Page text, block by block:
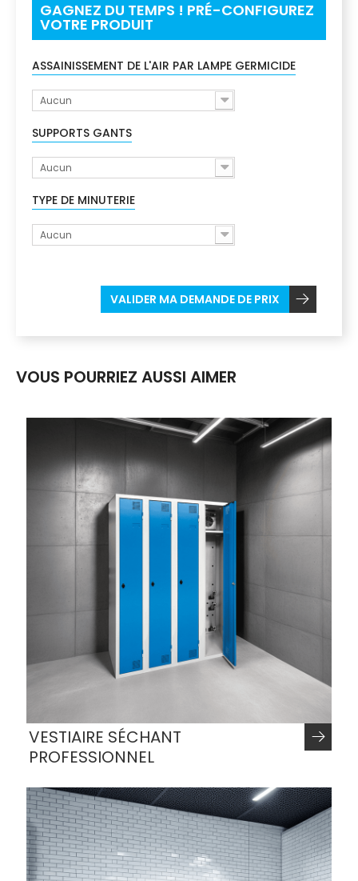
GAGNEZ DU TEMPS ! PRÉ-CONFIGUREZ
VOTRE PRODUIT
ASSAINISSEMENT DE L'AIR PAR LAMPE GERMICIDE
Aucun
SUPPORTS GANTS
Aucun
TYPE DE MINUTERIE
Aucun
VALIDER MA DEMANDE DE PRIX
VOUS POURRIEZ AUSSI AIMER
VESTIAIRE SÉCHANT
PROFESSIONNEL